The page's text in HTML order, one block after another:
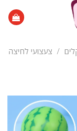
/ צעצועי לחיצה